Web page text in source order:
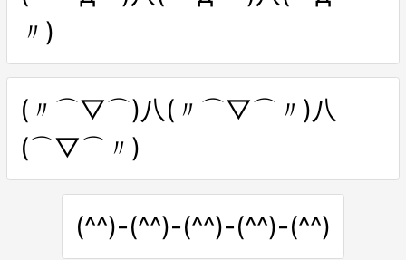
〃)
(〃⌒▽⌒)八(〃⌒▽⌒〃)八
(⌒▽⌒〃)
(^^)-(^^)-(^^)-(^^)-(^^)